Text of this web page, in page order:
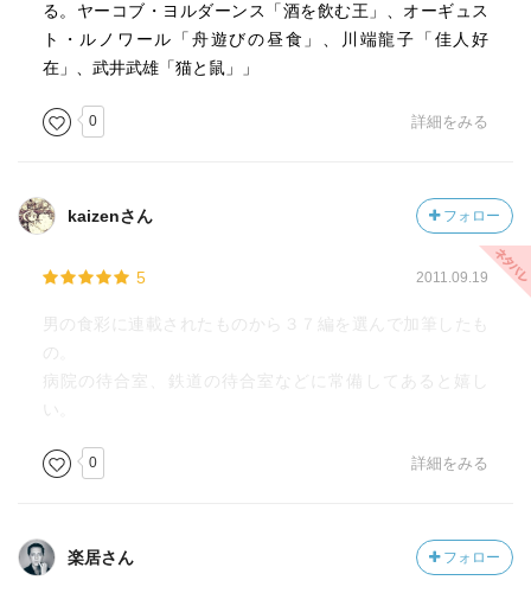
る。ヤーコブ・ヨルダーンス「酒を飲む王」、オーギュス
ト・ルノワール「舟遊びの昼食」、川端龍子「佳人好
在」、武井武雄「猫と鼠」」
0 詳細をみる
kaizenさん フォロー
5 2011.09.19
男の食彩に連載されたものから３７編を選んで加筆したも
の。
病院の待合室、鉄道の待合室などに常備してあると嬉し
い。
0 詳細をみる
楽居さん フォロー